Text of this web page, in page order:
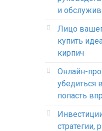
и
Лицо
купить
кирпич
Онлайн-
убедиться
попасть
стратегии,